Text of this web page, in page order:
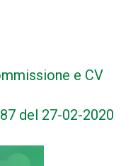
e CV
del 27-02-2020